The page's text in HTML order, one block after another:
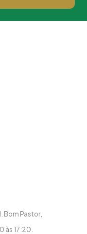
Bom Pastor,
às 17:20.